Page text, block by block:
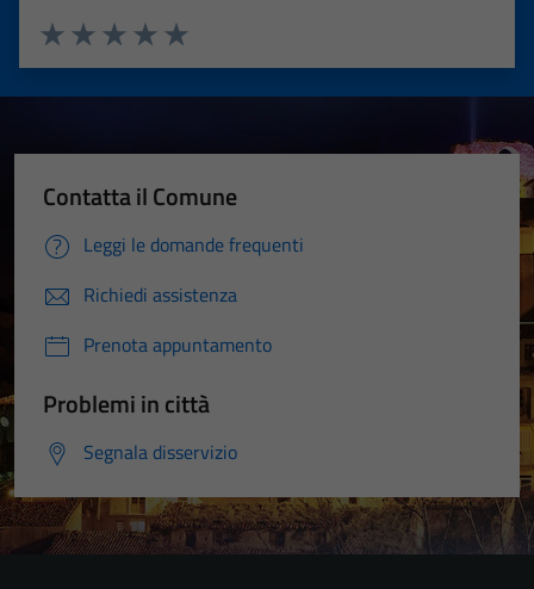
Valuta 5 stelle su 5
Valuta 4 stelle su 5
Valuta 3 stelle su 5
Valuta 2 stelle su 5
Valuta 1 stelle su 5
Contatta il Comune
Leggi le domande frequenti
Richiedi assistenza
Prenota appuntamento
Problemi in città
Segnala disservizio